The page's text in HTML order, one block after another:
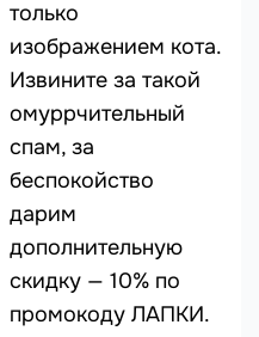
только
изображением кота.
Извините за такой
омуррчительный
спам, за
беспокойство
дарим
дополнительную
скидку — 10% по
промокоду ЛАПКИ.